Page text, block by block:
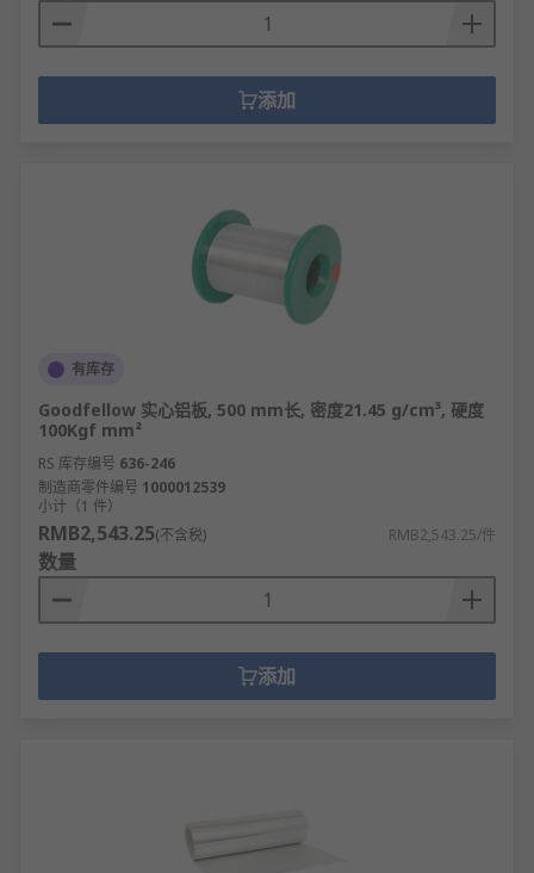
添加
有库存
Goodfellow 实心铝板, 500 mm长, 密度21.45 g/cm³, 硬度
100Kgf mm²
RS 库存编号 636-246
制造商零件编号 1000012539
小计（1 件）
RMB2,543.25(不含税) RMB2,543.25/件
数量
添加